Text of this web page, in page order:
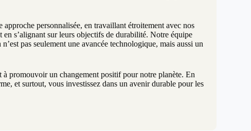
personnalisée, en travaillant étroitement avec nos
s’alignant sur leurs objectifs de durabilité. Notre équipe
pas seulement une avancée technologique, mais aussi un
promouvoir un changement positif pour notre planète. En
et surtout, vous investissez dans un avenir durable pour les